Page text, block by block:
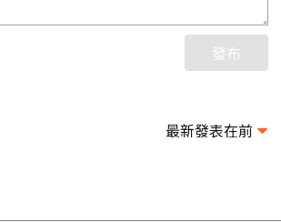
發布
最新發表在前